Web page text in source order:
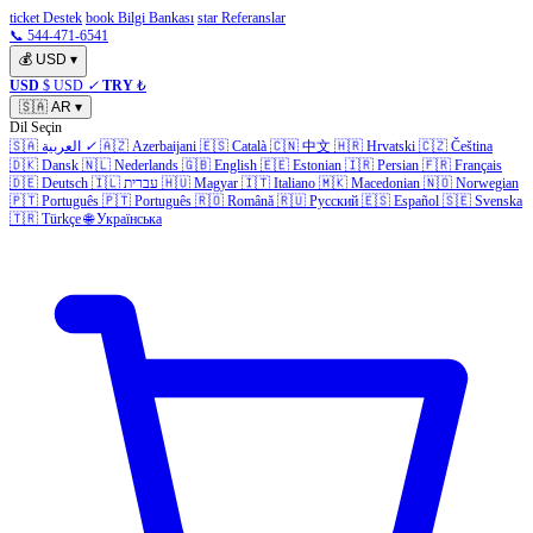
ticket Destek book Bilgi Bankası star Referanslar
📞 544-471-6541
💰 USD ▾
USD $ USD ✓ TRY ₺
🇸🇦 AR ▾
Dil Seçin
🇸🇦 العربية ✓ 🇦🇿 Azerbaijani 🇪🇸 Català 🇨🇳 中文 🇭🇷 Hrvatski 🇨🇿 Čeština
🇩🇰 Dansk 🇳🇱 Nederlands 🇬🇧 English 🇪🇪 Estonian 🇮🇷 Persian 🇫🇷 Français
🇩🇪 Deutsch 🇮🇱 עברית 🇭🇺 Magyar 🇮🇹 Italiano 🇲🇰 Macedonian 🇳🇴 Norwegian
🇵🇹 Português 🇵🇹 Português 🇷🇴 Română 🇷🇺 Русский 🇪🇸 Español 🇸🇪 Svenska
🇹🇷 Türkçe 🌐 Українська